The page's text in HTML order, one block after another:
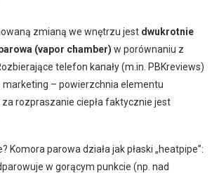
zmianą we wnętrzu jest dwukrotnie
(vapor chamber) w porównaniu z
telefon kanały (m.in. PBKreviews)
marketing – powierzchnia elementu
rozpraszanie ciepła faktycznie jest
Komora parowa działa jak płaski „heatpipe”:
w gorącym punkcie (np. nad